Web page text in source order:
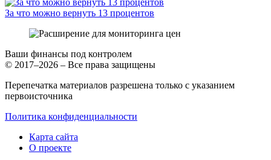
За что можно вернуть 13 процентов
Ваши финансы под контролем
© 2017–2026 – Все права защищены
Перепечатка материалов разрешена только с указанием
первоисточника
Политика конфиденциальности
Карта сайта
О проекте